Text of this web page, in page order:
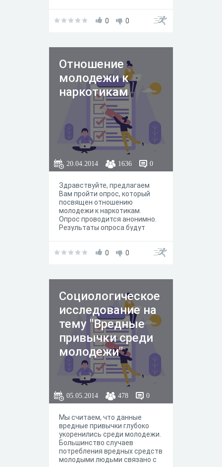
результаты будут
за участие.
0 0
Отношение
молодежи к
наркотикам
20.04.2014 1636 0
Здравствуйте, предлагаем
Вам пройти опрос, который
посвящен отношению
молодежи к наркотикам.
Опрос проводится анонимно.
Результаты опроса будут
социологии. Благодарим за
0 0
Социологическое
исследование на
тему "Вредные
привычки среди
молодежи"
05.05.2014 478 0
Мы считаем, что данные
вредные привычки глубоко
укоренились среди молодежи.
Большинство случаев
потребления вредных средств
молодыми людьми связано с